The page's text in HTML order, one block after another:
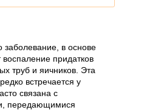
заболевание, в основе
воспаление придатков
труб и яичников. Эта
встречается у
связана с
передающимися